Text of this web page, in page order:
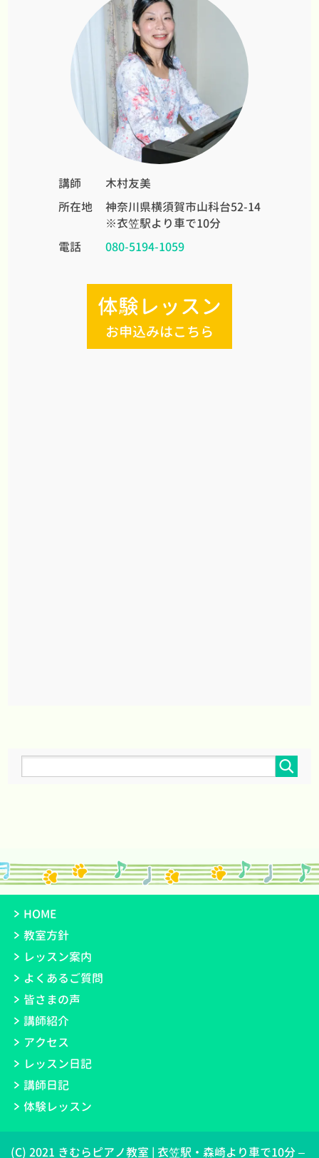
講師
木村友美
所在地
神奈川県横須賀市山科台52-14
※衣笠駅より車で10分
電話
080-5194-1059
体験レッスン
お申込みはこちら
HOME
教室方針
レッスン案内
よくあるご質問
皆さまの声
講師紹介
アクセス
レッスン日記
講師日記
体験レッスン
(C) 2021 きむらピアノ教室 | 衣笠駅・森崎より車で10分 –